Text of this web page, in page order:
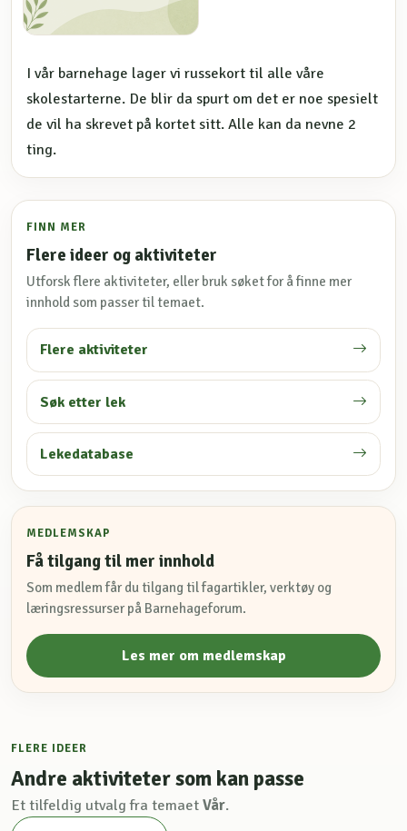
I vår barnehage lager vi russekort til alle våre
skolestarterne. De blir da spurt om det er noe spesielt
de vil ha skrevet på kortet sitt. Alle kan da nevne 2
ting.
FINN MER
Flere ideer og aktiviteter
Utforsk flere aktiviteter, eller bruk søket for å finne mer
innhold som passer til temaet.
Flere aktiviteter
Søk etter lek
Lekedatabase
MEDLEMSKAP
Få tilgang til mer innhold
Som medlem får du tilgang til fagartikler, verktøy og
læringsressurser på Barnehageforum.
Les mer om medlemskap
FLERE IDEER
Andre aktiviteter som kan passe
Et tilfeldig utvalg fra temaet Vår.